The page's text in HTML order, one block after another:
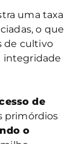
uma taxa
o que
de cultivo
integridade
de
primórdios
o